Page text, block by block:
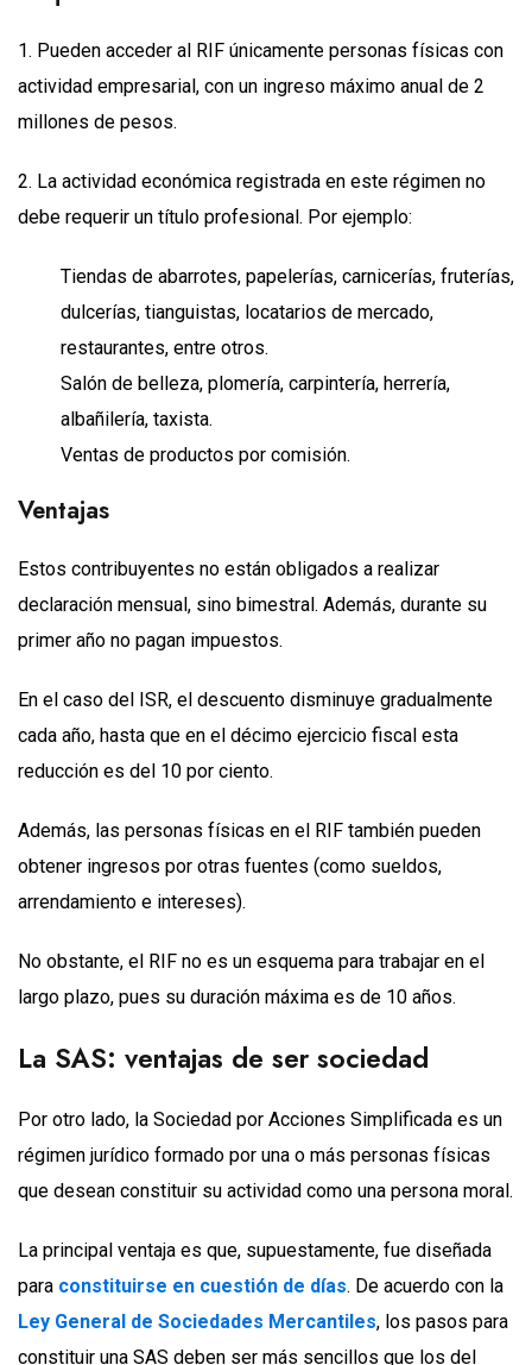
1. Pueden acceder al RIF únicamente personas físicas con
actividad empresarial, con un ingreso máximo anual de 2
millones de pesos.
2. La actividad económica registrada en este régimen no
debe requerir un título profesional. Por ejemplo:
Tiendas de abarrotes, papelerías, carnicerías, fruterías,
dulcerías, tianguistas, locatarios de mercado,
restaurantes, entre otros.
Salón de belleza, plomería, carpintería, herrería,
albañilería, taxista.
Ventas de productos por comisión.
Ventajas
Estos contribuyentes no están obligados a realizar
declaración mensual, sino bimestral. Además, durante su
primer año no pagan impuestos.
En el caso del ISR, el descuento disminuye gradualmente
cada año, hasta que en el décimo ejercicio fiscal esta
reducción es del 10 por ciento.
Además, las personas físicas en el RIF también pueden
obtener ingresos por otras fuentes (como sueldos,
arrendamiento e intereses).
No obstante, el RIF no es un esquema para trabajar en el
largo plazo, pues su duración máxima es de 10 años.
La SAS: ventajas de ser sociedad
Por otro lado, la Sociedad por Acciones Simplificada es un
régimen jurídico formado por una o más personas físicas
que desean constituir su actividad como una persona moral.
La principal ventaja es que, supuestamente, fue diseñada
para constituirse en cuestión de días. De acuerdo con la
Ley General de Sociedades Mercantiles, los pasos para
constituir una SAS deben ser más sencillos que los del